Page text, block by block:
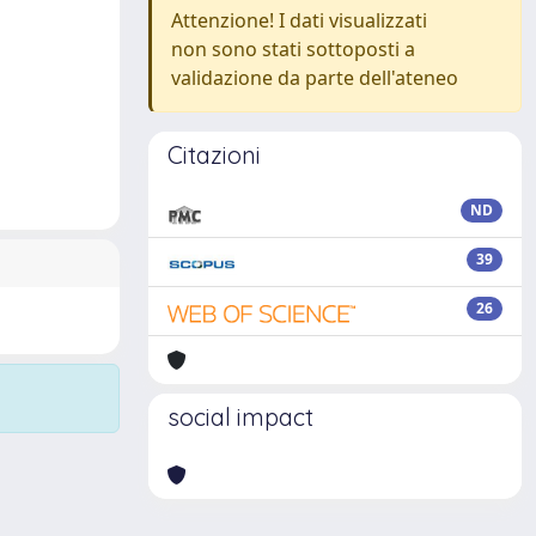
Attenzione! I dati visualizzati
non sono stati sottoposti a
validazione da parte dell'ateneo
Citazioni
ND
39
26
social impact